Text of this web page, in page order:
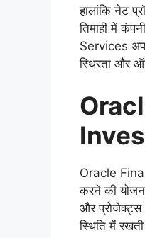
हालांकि नेट
तिमाही में
Services
स्थिरता और
Oracle
करने की
और प्रोजेक्ट्स
स्थिति में